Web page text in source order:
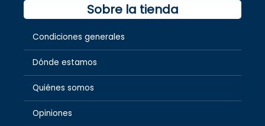
Sobre la tienda
Condiciones generales
Dónde estamos
Quiénes somos
Opiniones